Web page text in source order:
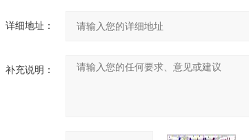
详细地址：
补充说明：